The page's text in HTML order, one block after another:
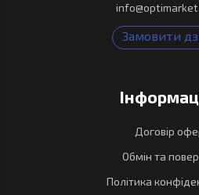
Замовити
Договір
Обмін та
Політика